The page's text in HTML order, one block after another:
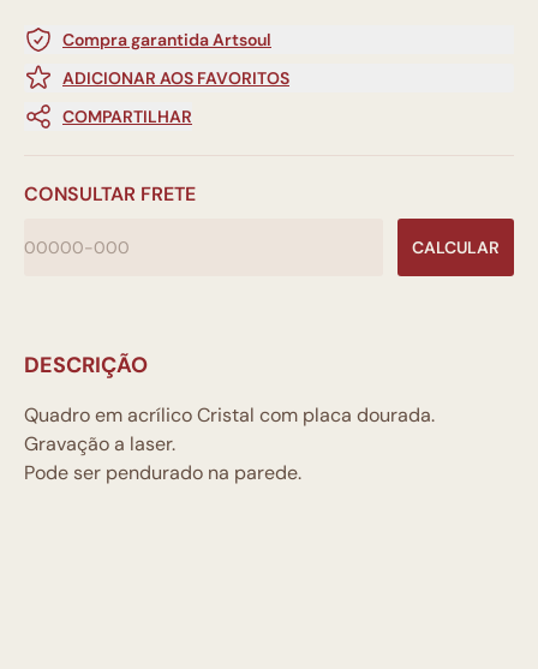
Compra garantida Artsoul
ADICIONAR AOS FAVORITOS
COMPARTILHAR
CONSULTAR FRETE
CALCULAR
DESCRIÇÃO
Quadro em acrílico Cristal com placa dourada.
Gravação a laser.
Pode ser pendurado na parede.